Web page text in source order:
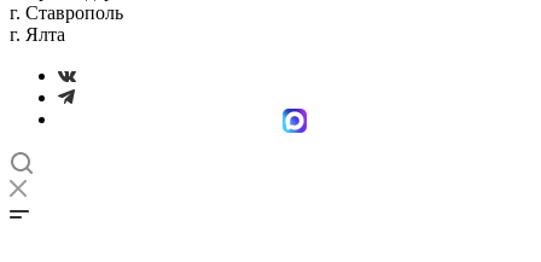
г. Ставрополь
г. Ялта